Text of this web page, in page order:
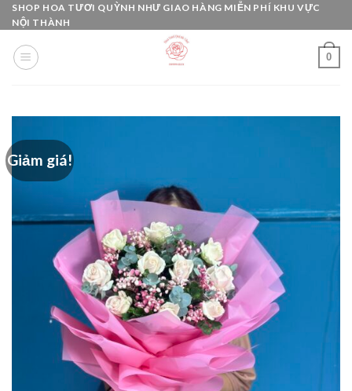
Skip
to
content
SHOP HOA TƯƠI QUỲNH NHƯ GIAO HÀNG MIỄN PHÍ KHU VỰC
NỘI THÀNH
0
Giảm giá!